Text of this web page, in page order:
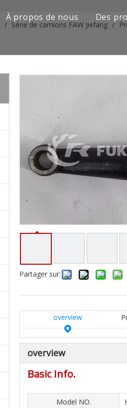
À propos de nous Des
/ Série de camions FAW Jiefang /
Partager sur:
overview
overview
Basic Info.
Model NO.